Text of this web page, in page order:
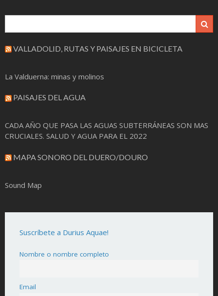
VALLADOLID, RUTAS Y PAISAJES EN BICICLETA
La Valduerna: minas y molinos
PAISAJES DEL AGUA
CADA AÑO QUE PASA LAS AGUAS SUBTERRÁNEAS SON MAS
CRUCIALES. SALUD Y AGUA PARA EL 2022
MAPA SONORO DEL DUERO/DOURO
Sound Map
Suscríbete a Durius Aquae!
Nombre o nombre completo
Email